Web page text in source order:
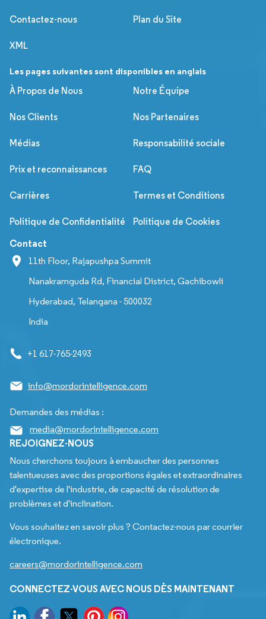
Contactez-nous Plan du Site
XML
Les pages suivantes sont disponibles en anglais
À Propos de Nous
Notre Équipe
Nos Clients Nos Partenaires
Médias Responsabilité sociale
Prix et reconnaissances FAQ
Carrières Termes et Conditions
Politique de Confidentialité Politique de Cookies
Contact
11th Floor, Rajapushpa Summit
Nanakramguda Rd, Financial District, Gachibowli
Hyderabad, Telangana - 500032
India
+1 617-765-2493
info@mordorintelligence.com
Demandes des médias :
media@mordorintelligence.com
REJOIGNEZ-NOUS
Nous cherchons toujours à embaucher des personnes
talentueuses avec des proportions égales et extraordinaires
d'expertise de l'industrie, de capacité de résolution de
problèmes et d'inclination.
Vous souhaitez en savoir plus ? Contactez-nous par courrier
électronique.
careers@mordorintelligence.com
CONNECTEZ-VOUS AVEC NOUS DÈS MAINTENANT